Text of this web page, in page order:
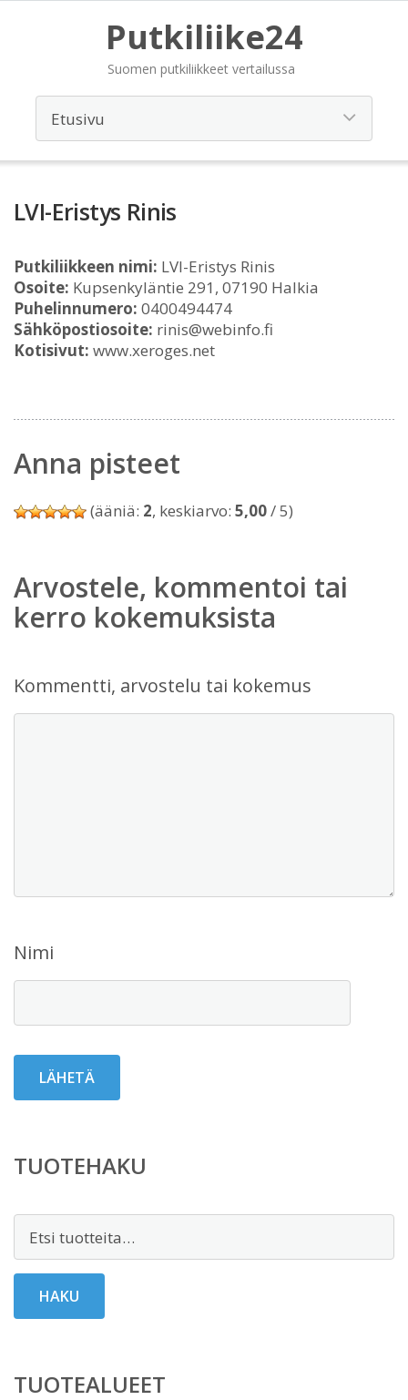
Putkiliike24
Suomen putkiliikkeet vertailussa
LVI-Eristys Rinis
Putkiliikkeen nimi: LVI-Eristys Rinis
Osoite: Kupsenkyläntie 291, 07190 Halkia
Puhelinnumero: 0400494474
Sähköpostiosoite: rinis@webinfo.fi
Kotisivut: www.xeroges.net
Anna pisteet
(ääniä: 2, keskiarvo: 5,00/ 5)
Arvostele, kommentoi tai
kerro kokemuksista
Kommentti, arvostelu tai kokemus
Nimi
TUOTEHAKU
HAKU
TUOTEALUEET